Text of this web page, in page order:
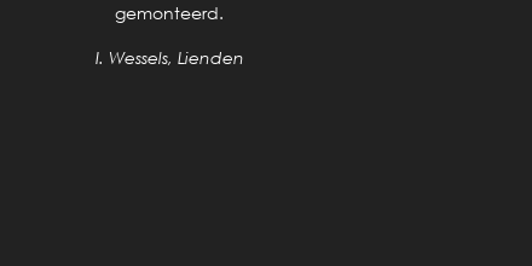
gemonteerd.
I. Wessels, Lienden